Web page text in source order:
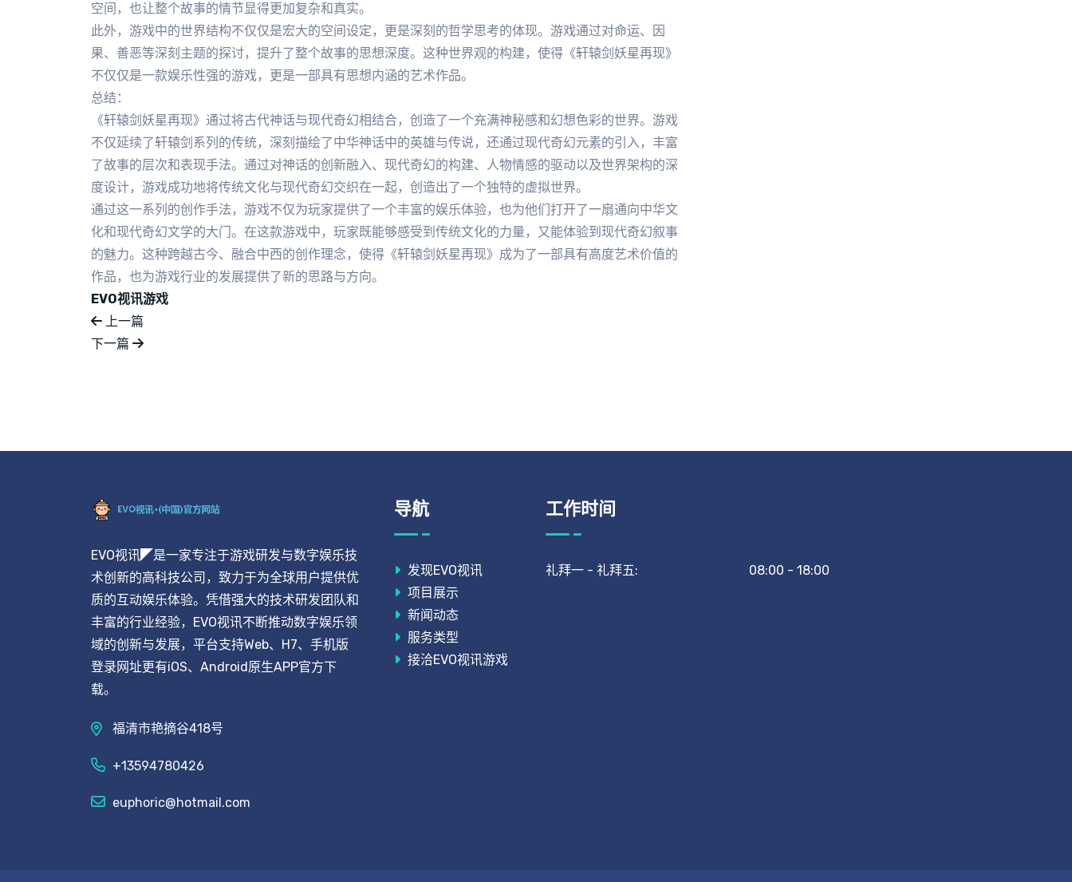
空间，也让整个故事的情节显得更加复杂和真实。
此外，游戏中的世界结构不仅仅是宏大的空间设定，更是深刻的哲学思考的体现。游戏通过对命运、因
果、善恶等深刻主题的探讨，提升了整个故事的思想深度。这种世界观的构建，使得《轩辕剑妖星再现》
不仅仅是一款娱乐性强的游戏，更是一部具有思想内涵的艺术作品。
总结：
《轩辕剑妖星再现》通过将古代神话与现代奇幻相结合，创造了一个充满神秘感和幻想色彩的世界。游戏
不仅延续了轩辕剑系列的传统，深刻描绘了中华神话中的英雄与传说，还通过现代奇幻元素的引入，丰富
了故事的层次和表现手法。通过对神话的创新融入、现代奇幻的构建、人物情感的驱动以及世界架构的深
度设计，游戏成功地将传统文化与现代奇幻交织在一起，创造出了一个独特的虚拟世界。
通过这一系列的创作手法，游戏不仅为玩家提供了一个丰富的娱乐体验，也为他们打开了一扇通向中华文
化和现代奇幻文学的大门。在这款游戏中，玩家既能够感受到传统文化的力量，又能体验到现代奇幻叙事
的魅力。这种跨越古今、融合中西的创作理念，使得《轩辕剑妖星再现》成为了一部具有高度艺术价值的
作品，也为游戏行业的发展提供了新的思路与方向。
EVO视讯游戏
上一篇
下一篇
EVO视讯◤是一家专注于游戏研发与数字娱乐技
术创新的高科技公司，致力于为全球用户提供优
质的互动娱乐体验。凭借强大的技术研发团队和
丰富的行业经验，EVO视讯不断推动数字娱乐领
域的创新与发展，平台支持Web、H7、手机版
登录网址更有iOS、Android原生APP官方下
载。
福清市艳摘谷418号
+13594780426
euphoric@hotmail.com
导航
发现EVO视讯
项目展示
新闻动态
服务类型
接洽EVO视讯游戏
工作时间
礼拜一 - 礼拜五: 08:00 - 18:00